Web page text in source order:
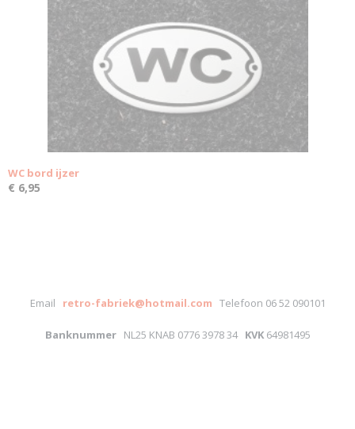
WC bord ijzer
€ 6,95
Email retro-fabriek@hotmail.com Telefoon 06 52 090101
Banknummer NL25 KNAB 0776 3978 34 KVK64981495